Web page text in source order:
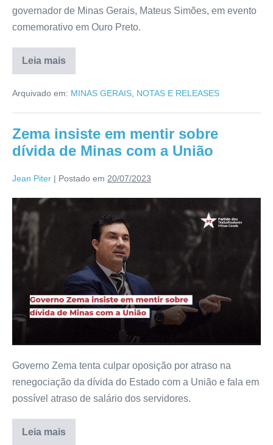
governador de Minas Gerais, Mateus Simões, em evento
comemorativo em Ouro Preto.
Leia mais
Arquivado em: MINAS GERAIS NOTAS E RELEASES
Zema insiste em mentir sobre
dívida de Minas com a União
Jean Piter | Postado em 20/07/2023
Governo Zema tenta culpar oposição por atraso na
renegociação da dívida do Estado com a União e fala em
possível atraso de salário dos servidores.
Leia mais